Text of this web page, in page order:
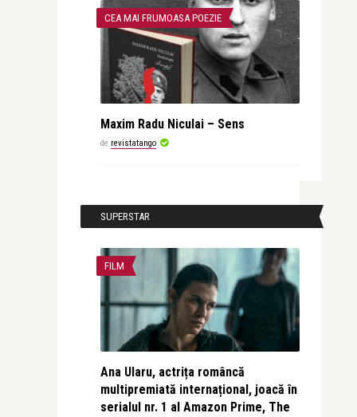
CEA MAI FRUMOASA POEZIE
Maxim Radu Niculai – Sens
de revistatango
SUPERSTAR
FILM
Ana Ularu, actrița româncă
multipremiată internațional, joacă în
serialul nr. 1 al Amazon Prime, The